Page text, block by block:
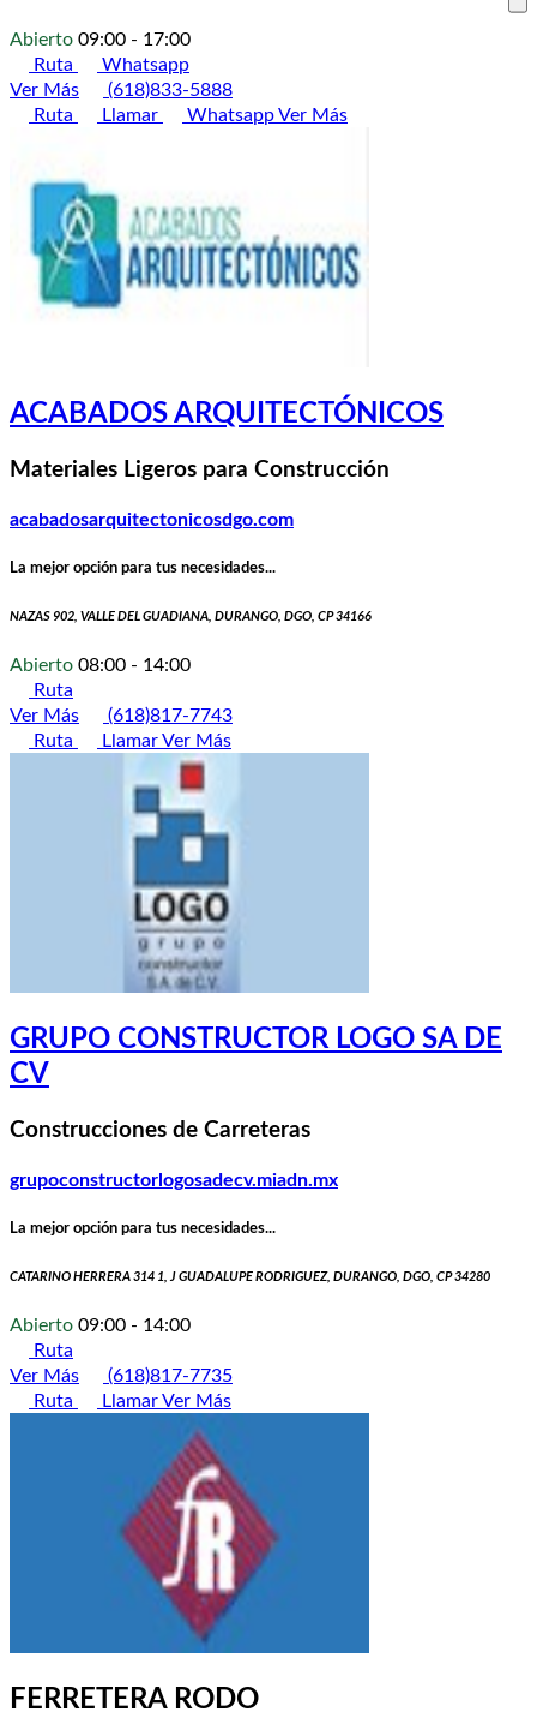
Abierto 09:00 - 17:00
Ruta
Whatsapp
Ver Más
(618)833-5888
Ruta
Llamar WhatsappVer Más
ACABADOS ARQUITECTÓNICOS
Materiales Ligeros para Construcción
acabadosarquitectonicosdgo.com
La mejor opción para tus necesidades...
NAZAS 902, VALLE DEL GUADIANA, DURANGO, DGO, CP 34166
Abierto 08:00 - 14:00
Ruta
Ver Más
(618)817-7743
Ruta
LlamarVer Más
GRUPO CONSTRUCTOR LOGO SA DE
CV
Construcciones de Carreteras
grupoconstructorlogosadecv.miadn.mx
La mejor opción para tus necesidades...
CATARINO HERRERA 314 1, J GUADALUPE RODRIGUEZ, DURANGO, DGO, CP 34280
Abierto 09:00 - 14:00
Ruta
Ver Más
(618)817-7735
Ruta
LlamarVer Más
FERRETERA RODO